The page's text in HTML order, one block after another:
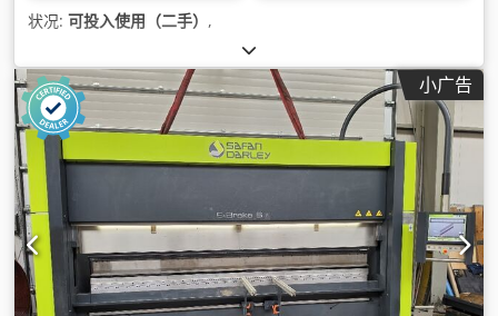
状况: 可投入使用（二手） ,
小广告